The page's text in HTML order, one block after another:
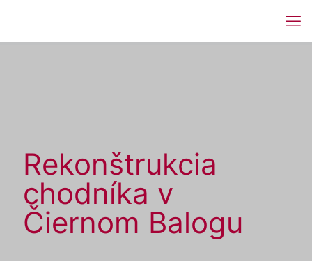
Rekonštrukcia
chodníka v
Čiernom Balogu